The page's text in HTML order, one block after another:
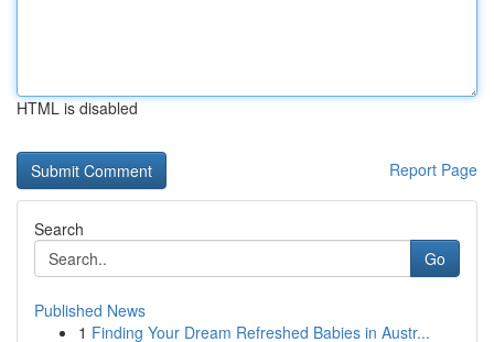
HTML is disabled
Report Page
Search
Go
Published News
1 Finding Your Dream Refreshed Babies in Austr...